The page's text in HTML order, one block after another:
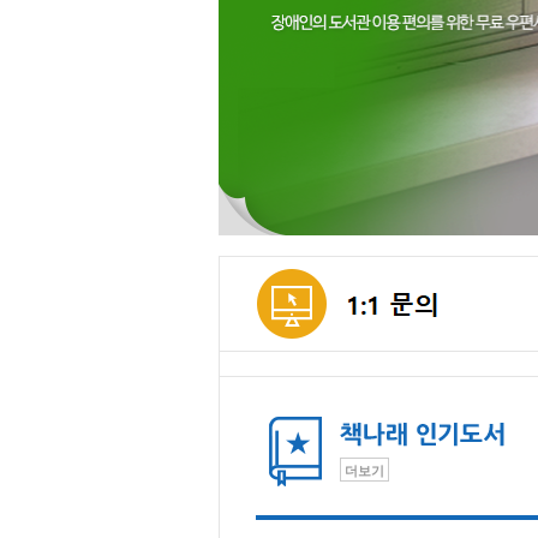
메인컨텐츠
더보기